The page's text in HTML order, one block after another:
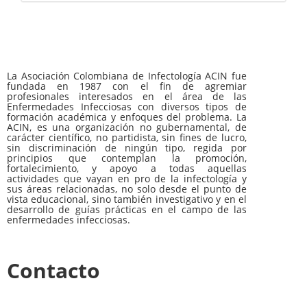
La Asociación Colombiana de Infectología ACIN fue
fundada en 1987 con el fin de agremiar
profesionales interesados en el área de las
Enfermedades Infecciosas con diversos tipos de
formación académica y enfoques del problema. La
ACIN, es una organización no gubernamental, de
carácter científico, no partidista, sin fines de lucro,
sin discriminación de ningún tipo, regida por
principios que contemplan la promoción,
fortalecimiento, y apoyo a todas aquellas
actividades que vayan en pro de la infectología y
sus áreas relacionadas, no solo desde el punto de
vista educacional, sino también investigativo y en el
desarrollo de guías prácticas en el campo de las
enfermedades infecciosas.
Contacto